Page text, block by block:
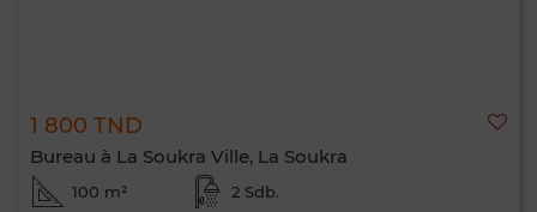
1 800 TND
Bureau à La Soukra Ville, La Soukra
100 m² 2 Sdb.